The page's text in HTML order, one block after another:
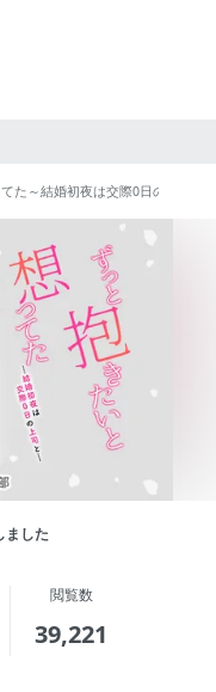
た～結婚初夜は交際0日の上司と
ました
閲覧数
39,221